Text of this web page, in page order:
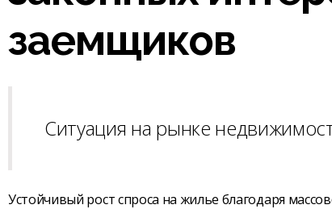
заемщиков
Ситуация на рынке
Устойчивый рост спроса на жилье благодаря